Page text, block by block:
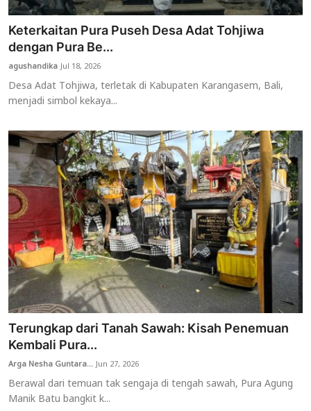
Keterkaitan Pura Puseh Desa Adat Tohjiwa
dengan Pura Be...
agushandikaJul 18, 2026
Desa Adat Tohjiwa, terletak di Kabupaten Karangasem, Bali,
menjadi simbol kekaya...
Terungkap dari Tanah Sawah: Kisah Penemuan
Kembali Pura...
Arga Nesha Guntara...Jun 27, 2026
Berawal dari temuan tak sengaja di tengah sawah, Pura Agung
Manik Batu bangkit k...